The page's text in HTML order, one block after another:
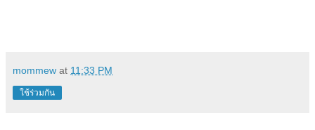
mommew at 11:33 PM
ใช้ร่วมกัน